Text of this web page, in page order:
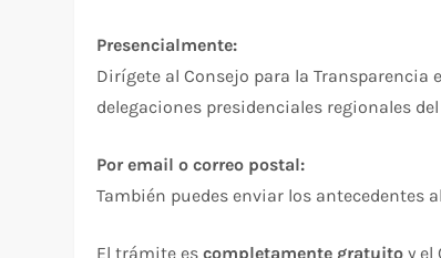
Presencialmente:
Dirígete al Consejo para la Transparencia
delegaciones presidenciales regionales
Por email o correo postal:
También puedes enviar los antecedentes
El trámite escompletamente gratuito y el